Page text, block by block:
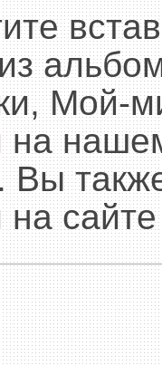
Мой-
на нашем
Вы
сайте